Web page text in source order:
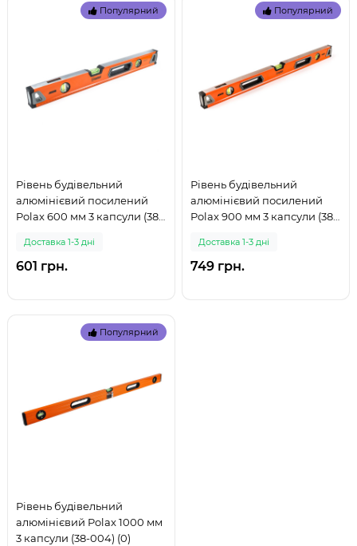
Популярний
Рівень будівельний
алюмінієвий посилений
Polax 600 мм 3 капсули (38-
Доставка 1-3 дні
601 грн.
Популярний
Рівень будівельний
алюмінієвий посилений
Polax 900 мм 3 капсули (38-
Доставка 1-3 дні
749 грн.
Популярний
Рівень будівельний
алюмінієвий Polax 1000 мм
3 капсули (38-004) (0)